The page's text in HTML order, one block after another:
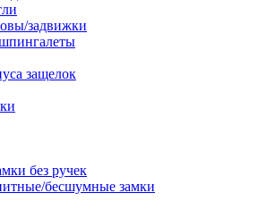
задвижки
защелок
без ручек
бесшумные замки